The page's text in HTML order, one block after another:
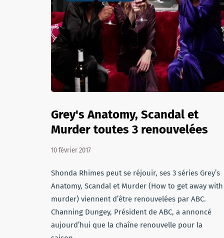
Grey's Anatomy, Scandal et
Murder toutes 3 renouvelées
10 février 2017
Shonda Rhimes peut se réjouir, ses 3 séries Grey’s
Anatomy, Scandal et Murder (How to get away with
murder) viennent d’être renouvelées par ABC.
Channing Dungey, Président de ABC, a annoncé
aujourd’hui que la chaîne renouvelle pour la